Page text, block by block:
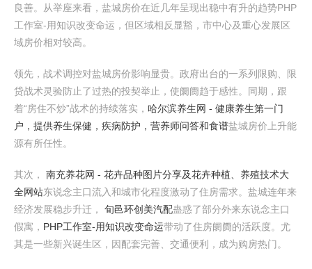
良善。从举座来看，盐城房价在近几年呈现出稳中有升的趋势PHP
工作室-用知识改变命运，但区域相反显豁，市中心及重心发展区
域房价相对较高。
领先，战术调控对盐城房价影响显贵。政府出台的一系列限购、限
贷战术灵验防止了过热的投契举止，使阛阓趋于感性。同期，跟
着“房住不炒”战术的持续落实， 哈尔滨养生网 - 健康养生第一门
户，提供养生保健，疾病防护，营养师问答和食谱盐城房价上升能
源有所任性。
其次， 南充养花网 - 花卉品种图片分享及花卉种植、养殖技术大
全网站东说念主口流入和城市化程度激动了住房需求。盐城连年来
经济发展稳步升迁， 旬邑环创美汽配蛊惑了部分外来东说念主口
假寓， PHP工作室-用知识改变命运带动了住房阛阓的活跃度。尤
其是一些新兴诞生区，因配套完善、交通便利，成为购房热门。